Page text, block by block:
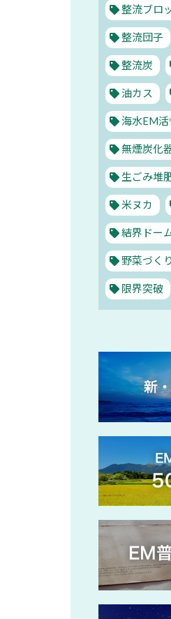
整流ブロ
整流団子
整流炭
油カス
海水EM活
無煙炭化
生ごみ堆
米ヌカ
結界ドー
野菜づくり
限界突破